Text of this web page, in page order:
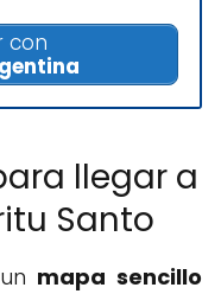
con
llegar a
Santo
mapa sencillo